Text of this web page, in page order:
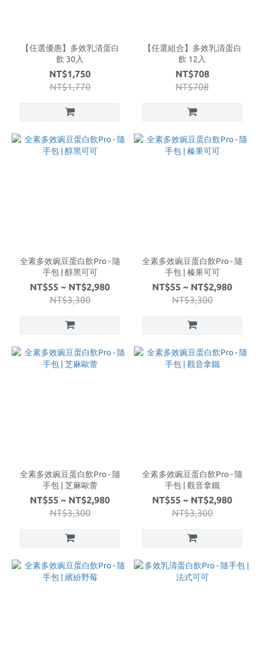
【任選優惠】多效乳清蛋白
飲 30入
NT$1,750
NT$1,770
【任選組合】多效乳清蛋白
飲 12入
NT$708
NT$708
全素多效豌豆蛋白飲Pro - 隨
手包 | 醇黑可可
NT$55 ~ NT$2,980
NT$3,300
全素多效豌豆蛋白飲Pro - 隨
手包 | 榛果可可
NT$55 ~ NT$2,980
NT$3,300
全素多效豌豆蛋白飲Pro - 隨
手包 | 芝麻歐蕾
NT$55 ~ NT$2,980
NT$3,300
全素多效豌豆蛋白飲Pro - 隨
手包 | 觀音拿鐵
NT$55 ~ NT$2,980
NT$3,300